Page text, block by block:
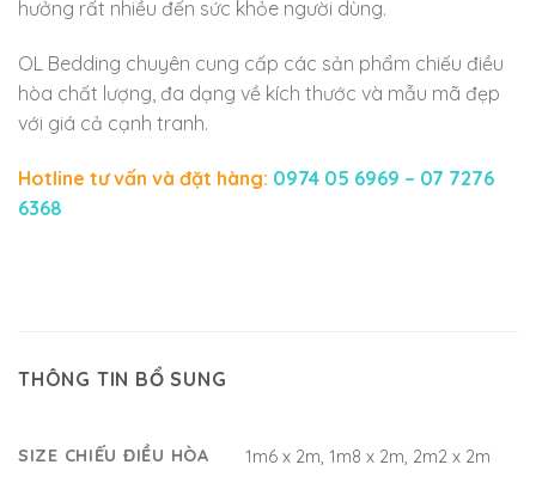
hưởng rất nhiều đến sức khỏe người dùng.
OL Bedding chuyên cung cấp các sản phẩm chiếu điều
hòa chất lượng, đa dạng về kích thước và mẫu mã đẹp
với giá cả cạnh tranh.
Hotline tư vấn và đặt hàng: 0974 05 6969 – 07 7276
6368
THÔNG TIN BỔ SUNG
SIZE CHIẾU ĐIỀU HÒA 1m6 x 2m, 1m8 x 2m, 2m2 x 2m